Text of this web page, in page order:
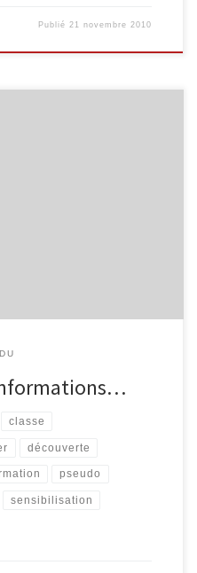
Publié 21 novembre 2010
classe
découverte
pseudo
sensibilisation